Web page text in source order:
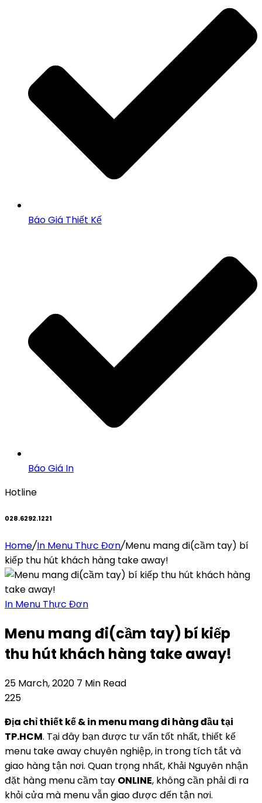
Báo Giá Thiết Kế
Báo Giá In
Hotline
028.6292.1221
Home/In Menu Thực Đơn/Menu mang đi(cầm tay) bí
kiếp thu hút khách hàng take away!
In Menu Thực Đơn
Menu mang đi(cầm tay) bí kiếp
thu hút khách hàng take away!
25 March, 2020 7 Min Read
225
Địa chỉ thiết kế & in menu mang đi hàng đầu tại
TP.HCM. Tại đây bạn được tư vấn tốt nhất, thiết kế
menu take away chuyên nghiệp, in trong tích tắt và
giao hàng tận nơi. Quan trọng nhất, Khải Nguyên nhận
đặt hàng menu cầm tay ONLINE, không cần phải đi ra
khỏi cửa mà menu vẫn giao được đến tận nơi.